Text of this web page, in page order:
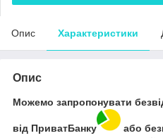
Опис Характеристики
Опис
Можемо запропонувати
від ПриватБанку або